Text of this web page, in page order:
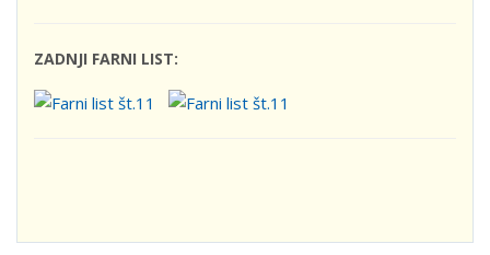
ZADNJI FARNI LIST: